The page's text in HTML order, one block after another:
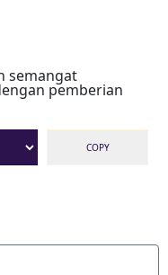
semangat
pemberian
COPY